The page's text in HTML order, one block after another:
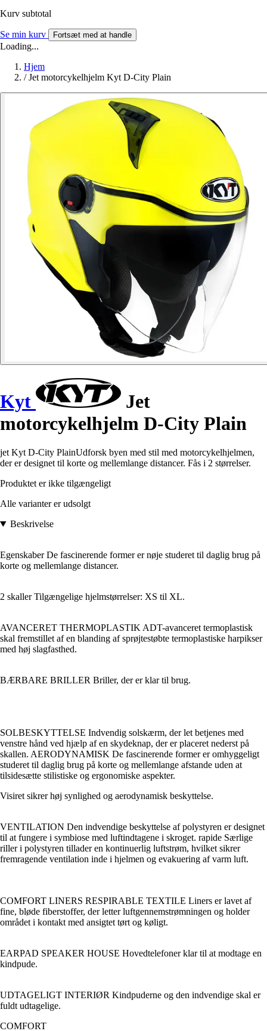
Kurv subtotal
Se min kurv Fortsæt med at handle
Loading...
Hjem
/ Jet motorcykelhjelm Kyt D-City Plain
Kyt
Jet
motorcykelhjelm D-City Plain
jet Kyt D-City PlainUdforsk byen med stil med motorcykelhjelmen,
der er designet til korte og mellemlange distancer. Fås i 2 størrelser.
Produktet er ikke tilgængeligt
Alle varianter er udsolgt
Beskrivelse
Egenskaber De fascinerende former er nøje studeret til daglig brug på
korte og mellemlange distancer.
2 skaller Tilgængelige hjelmstørrelser: XS til XL.
AVANCERET THERMOPLASTIK ADT-avanceret termoplastisk
skal fremstillet af en blanding af sprøjtestøbte termoplastiske harpikser
med høj slagfasthed.
BÆRBARE BRILLER Briller, der er klar til brug.
SOLBESKYTTELSE Indvendig solskærm, der let betjenes med
venstre hånd ved hjælp af en skydeknap, der er placeret nederst på
skallen. AERODYNAMISK De fascinerende former er omhyggeligt
studeret til daglig brug på korte og mellemlange afstande uden at
tilsidesætte stilistiske og ergonomiske aspekter.
Visiret sikrer høj synlighed og aerodynamisk beskyttelse.
VENTILATION Den indvendige beskyttelse af polystyren er designet
til at fungere i symbiose med luftindtagene i skroget. rapide Særlige
riller i polystyren tillader en kontinuerlig luftstrøm, hvilket sikrer
fremragende ventilation inde i hjelmen og evakuering af varm luft.
COMFORT LINERS RESPIRABLE TEXTILE Liners er lavet af
fine, bløde fiberstoffer, der letter luftgennemstrømningen og holder
området i kontakt med ansigtet tørt og køligt.
EARPAD SPEAKER HOUSE Hovedtelefoner klar til at modtage en
kindpude.
UDTAGELIGT INTERIØR Kindpuderne og den indvendige skal er
fuldt udtagelige.
COMFORT